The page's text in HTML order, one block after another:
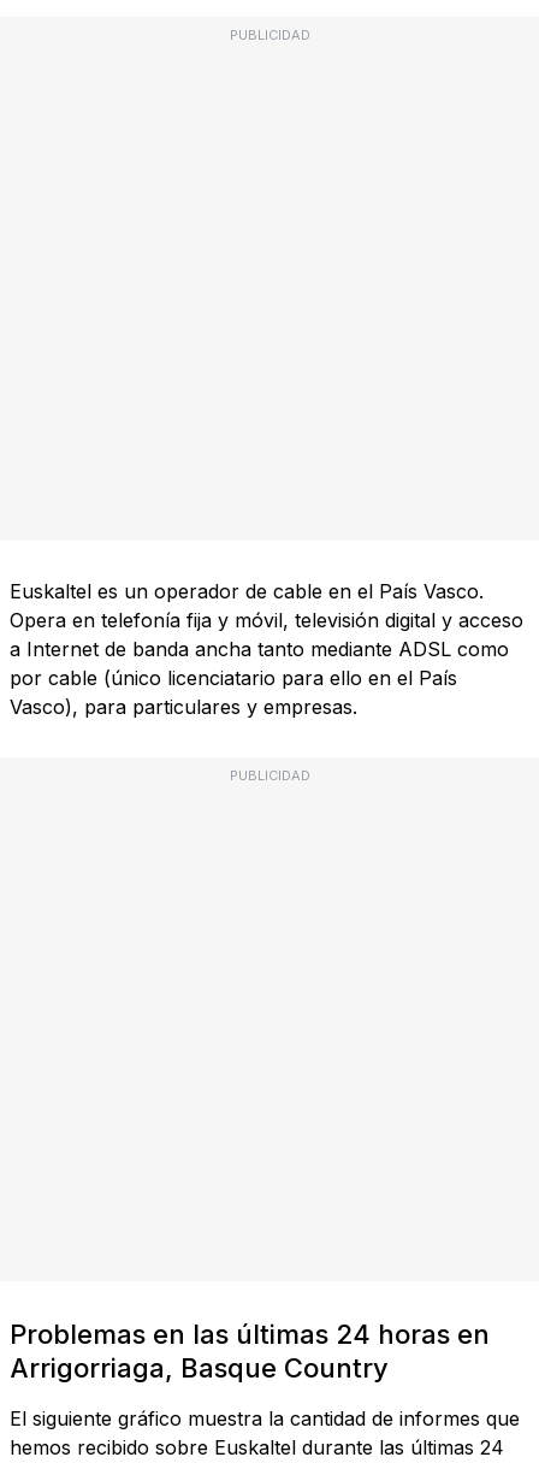
PUBLICIDAD
Euskaltel es un operador de cable en el País Vasco.
Opera en telefonía fija y móvil, televisión digital y acceso
a Internet de banda ancha tanto mediante ADSL como
por cable (único licenciatario para ello en el País
Vasco), para particulares y empresas.
PUBLICIDAD
Problemas en las últimas 24 horas en
Arrigorriaga, Basque Country
El siguiente gráfico muestra la cantidad de informes que
hemos recibido sobre Euskaltel durante las últimas 24